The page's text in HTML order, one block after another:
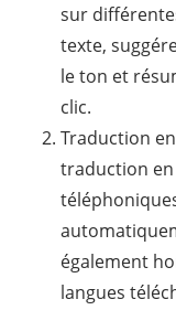
sur
texte,
le ton et
clic.
Traduction
traduction
également
langues